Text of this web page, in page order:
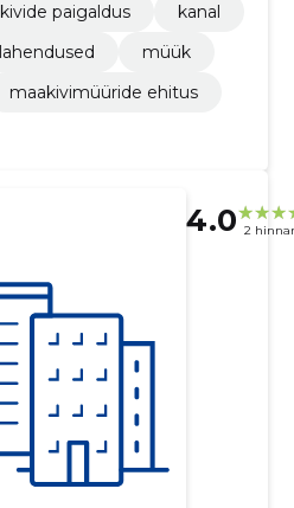
kivide paigaldus
kanal
lahendused
müük
maakivimüüride ehitus
4.0 2